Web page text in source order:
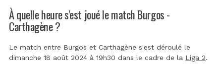
À quelle heure s'est joué le match Burgos -
Carthagène ?
Le match entre Burgos et Carthagène s'est déroulé le
dimanche 18 août 2024 à 19h30 dans le cadre de la Liga 2.